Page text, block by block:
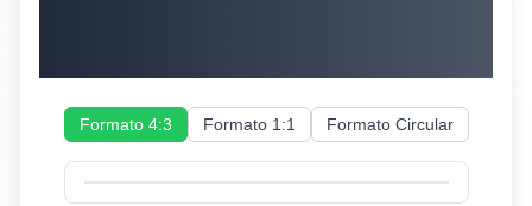
Formato 4:3 Formato 1:1 Formato Circular